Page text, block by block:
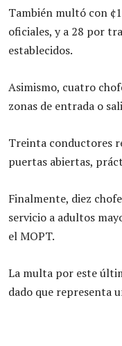
También multó con
oficiales, y a 28 por
establecidos.
Asimismo, cuatro
zonas de entrada o
Treinta conductores
puertas abiertas,
Finalmente, diez
servicio a adultos
el MOPT.
La multa por este
dado que representa